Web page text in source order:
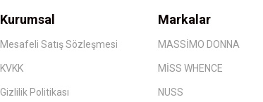
Kurumsal
Mesafeli Satış Sözleşmesi
KVKK
Gizlilik Politikası
Markalar
MASSİMO DONNA
MİSS WHENCE
NUSS